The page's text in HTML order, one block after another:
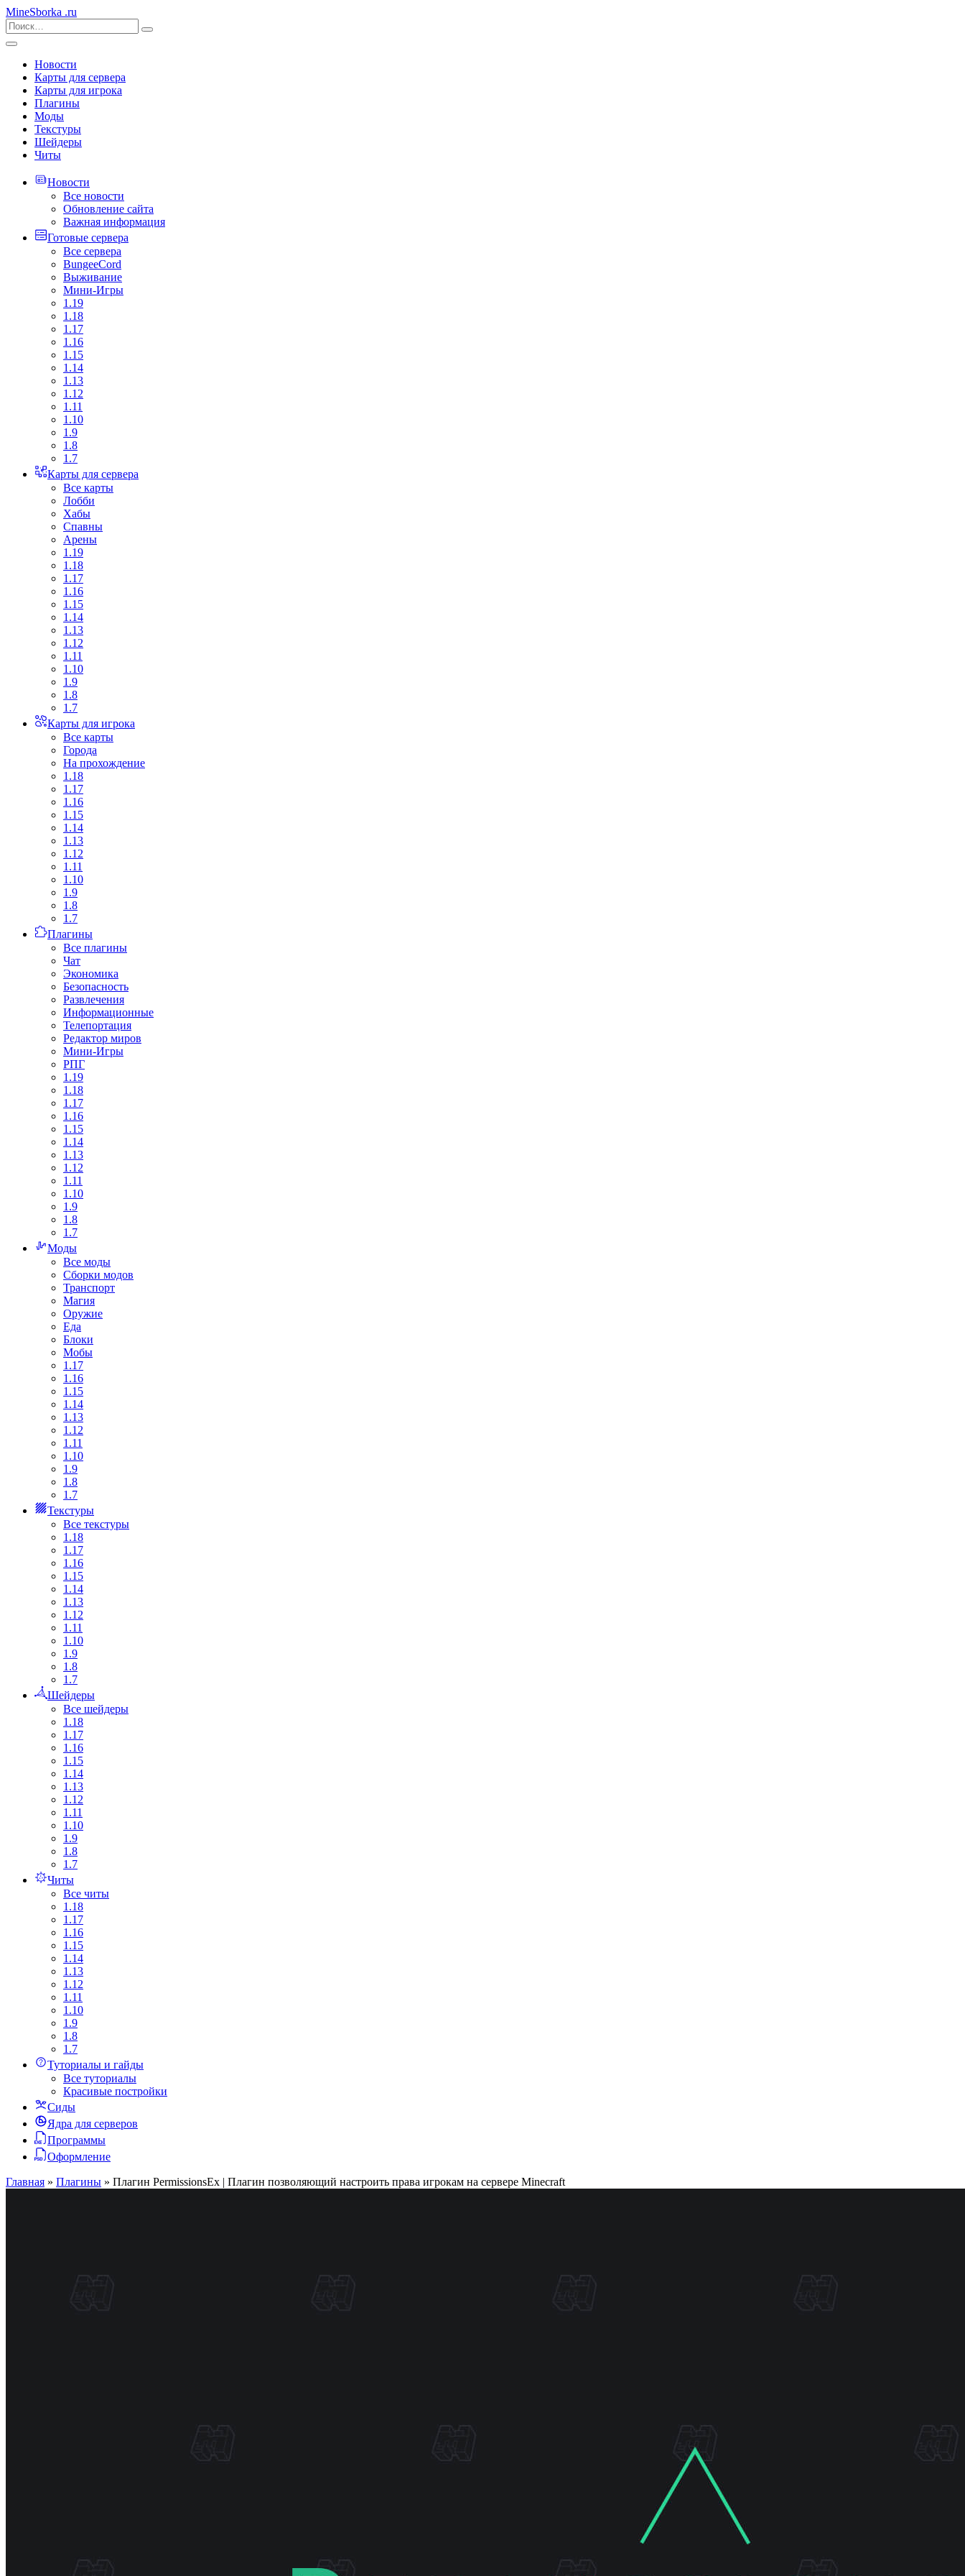
MineSborka .ru
Новости
Карты для сервера
Карты для игрока
Плагины
Моды
Текстуры
Шейдеры
Читы
Новости
Все новости
Обновление сайта
Важная информация
Готовые сервера
Все сервера
BungeeCord
Выживание
Мини-Игры
1.19
1.18
1.17
1.16
1.15
1.14
1.13
1.12
1.11
1.10
1.9
1.8
1.7
Карты для сервера
Все карты
Лобби
Хабы
Спавны
Арены
1.19
1.18
1.17
1.16
1.15
1.14
1.13
1.12
1.11
1.10
1.9
1.8
1.7
Карты для игрока
Все карты
Города
На прохождение
1.18
1.17
1.16
1.15
1.14
1.13
1.12
1.11
1.10
1.9
1.8
1.7
Плагины
Все плагины
Чат
Экономика
Безопасность
Развлечения
Информационные
Телепортация
Редактор миров
Мини-Игры
РПГ
1.19
1.18
1.17
1.16
1.15
1.14
1.13
1.12
1.11
1.10
1.9
1.8
1.7
Моды
Все моды
Сборки модов
Транспорт
Магия
Оружие
Еда
Блоки
Мобы
1.17
1.16
1.15
1.14
1.13
1.12
1.11
1.10
1.9
1.8
1.7
Текстуры
Все текстуры
1.18
1.17
1.16
1.15
1.14
1.13
1.12
1.11
1.10
1.9
1.8
1.7
Шейдеры
Все шейдеры
1.18
1.17
1.16
1.15
1.14
1.13
1.12
1.11
1.10
1.9
1.8
1.7
Читы
Все читы
1.18
1.17
1.16
1.15
1.14
1.13
1.12
1.11
1.10
1.9
1.8
1.7
Туториалы и гайды
Все туториалы
Красивые постройки
Сиды
Ядра для серверов
Программы
Оформление
Главная » Плагины » Плагин PermissionsEx | Плагин позволяющий настроить права игрокам на сервере Minecraft